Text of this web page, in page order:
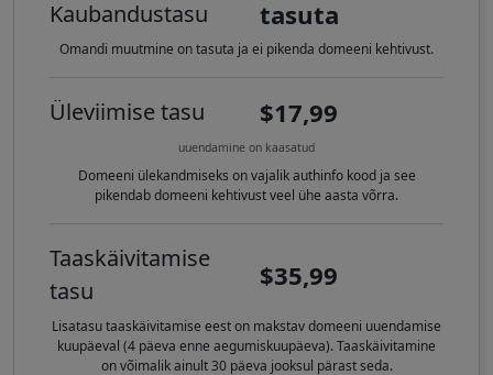
Kaubandustasu tasuta
Omandi muutmine on tasuta ja ei pikenda domeeni kehtivust.
Üleviimise tasu $17,99
uuendamine on kaasatud
Domeeni ülekandmiseks on vajalik authinfo kood ja see
pikendab domeeni kehtivust veel ühe aasta võrra.
Taaskäivitamise
tasu
$35,99
Lisatasu taaskäivitamise eest on makstav domeeni uuendamise
kuupäeval (4 päeva enne aegumiskuupäeva). Taaskäivitamine
on võimalik ainult 30 päeva jooksul pärast seda.